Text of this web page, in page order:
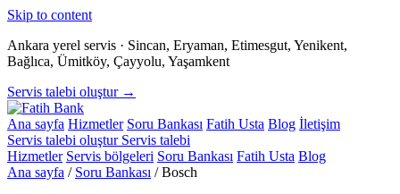
Skip to content
Ankara yerel servis · Sincan, Eryaman, Etimesgut, Yenikent,
Bağlıca, Ümitköy, Çayyolu, Yaşamkent
Servis talebi oluştur →
Ana sayfa Hizmetler Soru Bankası Fatih Usta Blog İletişim
Servis talebi oluştur Servis talebi
Hizmetler Servis bölgeleri Soru Bankası Fatih Usta Blog
Ana sayfa / Soru Bankası / Bosch